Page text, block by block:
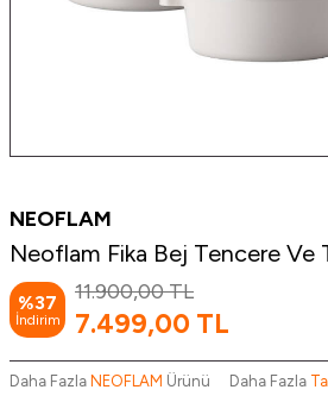
NEOFLAM
Neoflam Fika Bej Tencere Ve
%37
İndirim
11.900,00TL
7.499,00 TL
Daha Fazla NEOFLAM Ürünü Daha Fazla